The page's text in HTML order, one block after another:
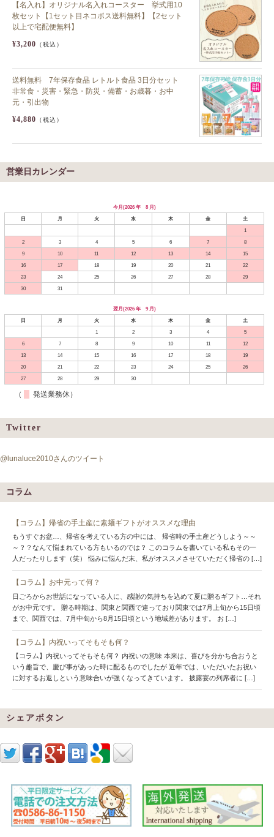
【名入れ】オリジナル名入れコースター 挙式用10
枚セット【1セット目ネコポス送料無料】【2セット
以上で宅配便無料】
¥3,200 （税込）
送料無料 7年保存食品 レトルト食品 3日分セット
非常食・災害・緊急・防災・備蓄・お歳暮・お中
元・引出物
¥4,880 （税込）
営業日カレンダー
今月(2026 年 8 月)
日
月 火 水 木 金
土
1
2
3 4 5 6 7
8
9
10 11 12 13 14
15
16
17 18 19 20 21
22
23
24 25 26 27 28
29
30
31
翌月(2026 年 9 月)
日
月 火 水 木 金
土
1
2 3 4
5
6
7 8 9 10 11
12
13
14 15 16 17 18
19
20
21 22 23 24 25
26
27
28 29 30
（ 発送業務休）
Twitter
@lunaluce2010さんのツイート
コラム
【コラム】帰省の手土産に素麺ギフトがオススメな理由
もうすぐお盆…、帰省を考えている方の中には、 帰省時の手土産どうしよう～～
～？？なんて悩まれている方もいるのでは？ このコラムを書いている私もその一
人だったりします（笑） 悩みに悩んだ末、私がオススメさせていただく帰省の […]
【コラム】お中元って何？
日ごろからお世話になっている人に、感謝の気持ちを込めて夏に贈るギフト…それ
がお中元です。 贈る時期は、関東と関西で違っており関東では7月上旬から15日頃
まで、関西では、7月中旬から8月15日頃という地域差があります。 お […]
【コラム】内祝いってそもそも何？
【コラム】内祝いってそもそも何？ 内祝いの意味 本来は、喜びを分かち合おうと
いう趣旨で、慶び事があった時に配るものでしたが 近年では、いただいたお祝い
に対するお返しという意味合いが強くなってきています。 披露宴の列席者に […]
シェアボタン